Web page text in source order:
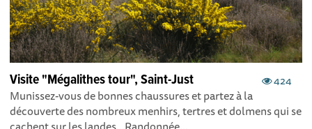
424
Visite "Mégalithes tour", Saint-Just
Munissez-vous de bonnes chaussures et partez à la
découverte des nombreux menhirs, tertres et dolmens qui se